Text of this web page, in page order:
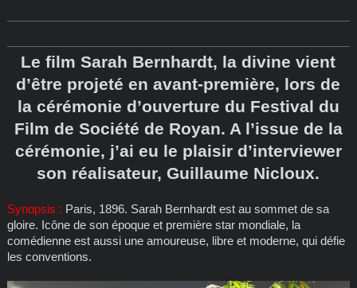
Le film Sarah Bernhardt, la divine vient
d’être projeté en avant-première, lors de
la cérémonie d’ouverture du Festival du
Film de Société de Royan. A l’issue de la
cérémonie, j’ai eu le plaisir d’interviewer
son réalisateur, Guillaume Nicloux.
Synopsis : Paris, 1896. Sarah Bernhardt est au sommet de sa
gloire. Icône de son époque et première star mondiale, la
comédienne est aussi une amoureuse, libre et moderne, qui défie
les conventions.